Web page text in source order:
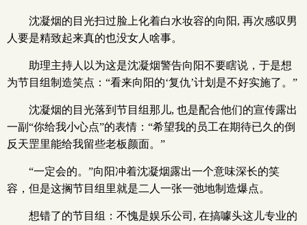
沈凝烟的目光扫过脸上化着白水妆容的向阳, 再次感叹男
人要是精致起来真的也没女人啥事。
助理主持人以为这是沈凝烟警告向阳不要瞎说，于是想
为节目组制造笑点：“看来向阳的‘复仇’计划是不好实施了。”
沈凝烟的目光落到节目组那儿, 也是配合他们的宣传露出
一副“你给我小心点”的表情：“希望我的员工在期待已久的倒
反天罡里能给我留些老板颜面。”
“一定会的。”向阳冲着沈凝烟露出一个意味深长的笑
容，但是这搁节目组里就是二人一张一弛地制造爆点。
想错了的节目组：不愧是娱乐公司, 在搞噱头这儿专业的